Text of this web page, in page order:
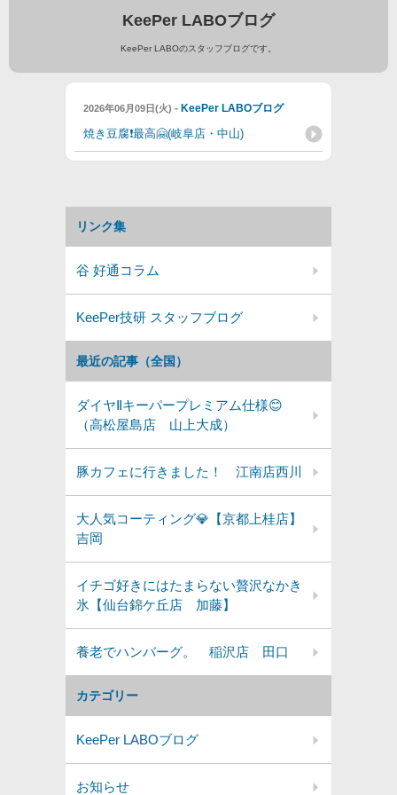
KeePer LABOブログ
KeePer LABOのスタッフブログです。
2026年06月09日(火) - KeePer LABOブログ
焼き豆腐❗️最高🤗(岐阜店・中山)
カテゴリー
KeePer LABOブログ
お知らせ
最近の記事（全国）
ダイヤⅡキーパープレミアム仕様😊
（高松屋島店 山上大成）
豚カフェに行きました！ 江南店西川
大人気コーティング💎【京都上桂店】
吉岡
イチゴ好きにはたまらない贅沢なかき
氷【仙台錦ケ丘店 加藤】
養老でハンバーグ。 稲沢店 田口
リンク集
谷 好通コラム
KeePer技研 スタッフブログ